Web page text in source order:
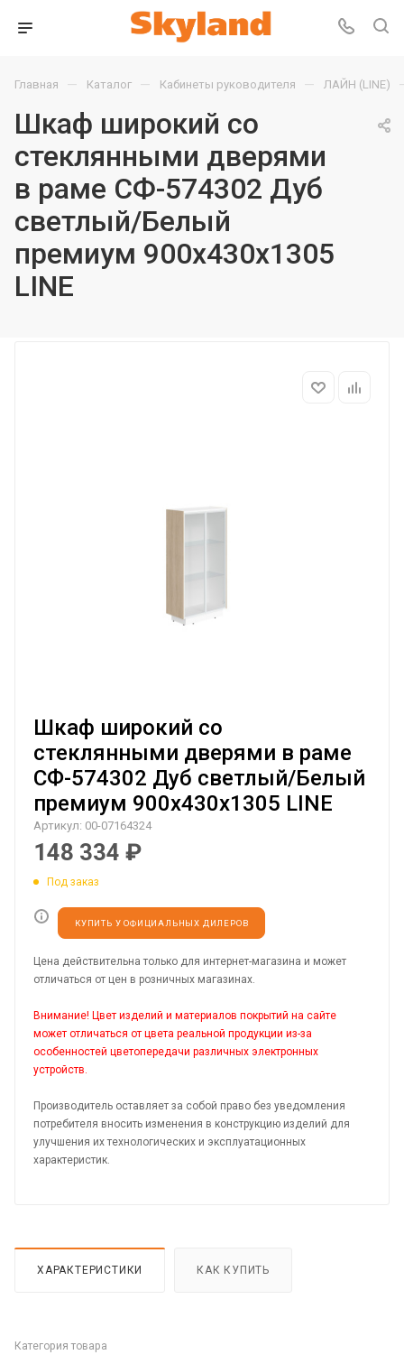
Главная — Каталог — Кабинеты руководителя — ЛАЙН (LINE)
Шкаф широкий со
стеклянными дверями
в раме СФ-574302 Дуб
светлый/Белый
премиум 900х430х1305
LINE
Шкаф широкий со
стеклянными дверями в раме
СФ-574302 Дуб светлый/Белый
премиум 900х430х1305 LINE
Артикул: 00-07164324
148 334 ₽
Под заказ
КУПИТЬ У ОФИЦИАЛЬНЫХ ДИЛЕРОВ
Цена действительна только для интернет-магазина и может
отличаться от цен в розничных магазинах.
Внимание! Цвет изделий и материалов покрытий на сайте
может отличаться от цвета реальной продукции из-за
особенностей цветопередачи различных электронных
устройств.
Производитель оставляет за собой право без уведомления
потребителя вносить изменения в конструкцию изделий для
улучшения их технологических и эксплуатационных
характеристик.
ХАРАКТЕРИСТИКИ КАК КУПИТЬ
Категория товара